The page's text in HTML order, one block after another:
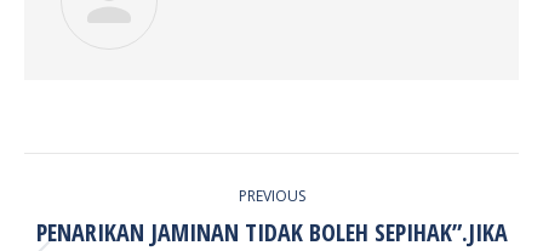
PREVIOUS
PENARIKAN JAMINAN TIDAK BOLEH SEPIHAK”.JIKA